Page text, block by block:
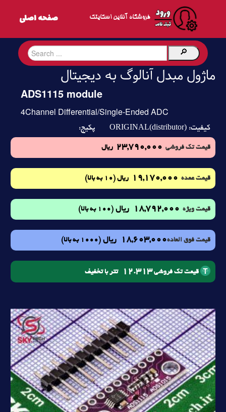
فروشگاه آنلاین اسکایتک
ماژول مبدل آنالوگ به دیجیتال
ADS1115 module
4Channel Differential/Single-Ended ADC
کیفیت: ORIGINAL(distributor) پکیج:
قیمت تک فروشی 23,790,000 ریال
قیمت عمده 19,170,000 ریال (10 به بالا)
قیمت ویژه 18,792,000 ریال (100 به بالا)
قیمت فوق العاده18,603,000 ریال (1000 به بالا)
قیمت تک فروشی12.313 تتر با تخفیف